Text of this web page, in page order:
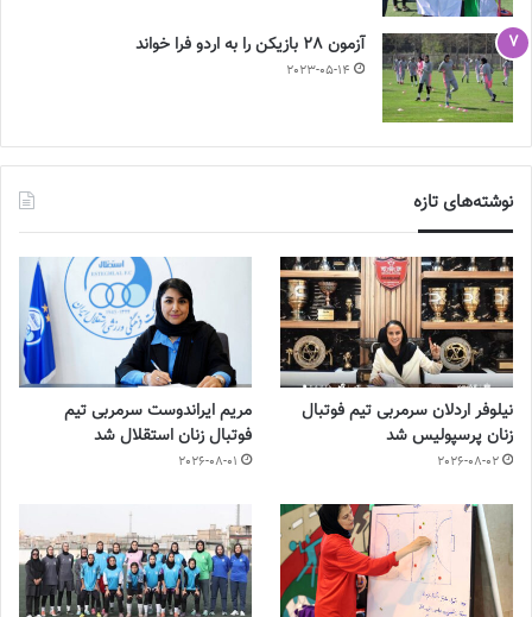
آزمون 28 بازیکن را به اردو فرا خواند
2023-05-14
نوشته‌های تازه
نیلوفر اردلان سرمربی تیم فوتبال
زنان پرسپولیس شد
2026-08-02
مریم ایراندوست سرمربی تیم
فوتبال زنان استقلال شد
2026-08-01